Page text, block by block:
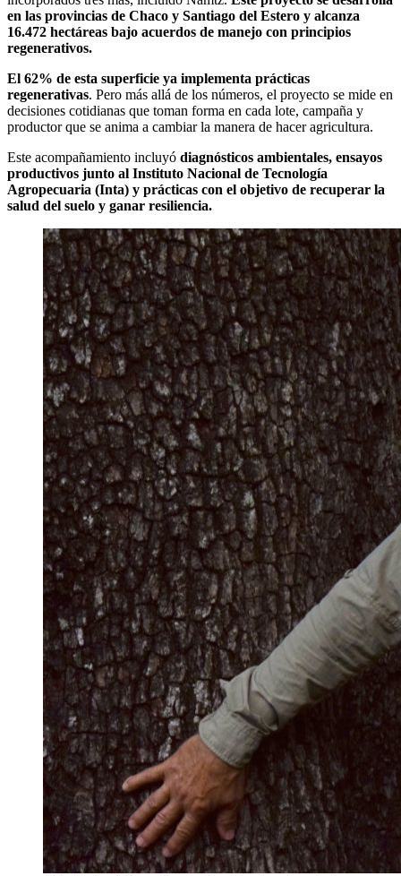
en las provincias de Chaco y Santiago del Estero y alcanza
16.472 hectáreas bajo acuerdos de manejo con principios
regenerativos.
El 62% de esta superficie ya implementa prácticas
regenerativas. Pero más allá de los números, el proyecto se mide en
decisiones cotidianas que toman forma en cada lote, campaña y
productor que se anima a cambiar la manera de hacer agricultura.
Este acompañamiento incluyó diagnósticos ambientales, ensayos
productivos junto al Instituto Nacional de Tecnología
Agropecuaria (Inta) y prácticas con el objetivo de recuperar la
salud del suelo y ganar resiliencia.